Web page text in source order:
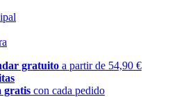
gratuito a partir de 54,90 €
gratis con cada pedido